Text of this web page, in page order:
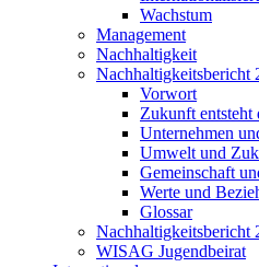
Wachstum
Management
Nachhaltigkeit
Nachhaltigkeitsbericht
Vorwort
Zukunft
Unternehmen
Umwelt und
Gemeinschaft
Werte und
Glossar
Nachhaltigkeitsbericht
WISAG Jugendbeirat